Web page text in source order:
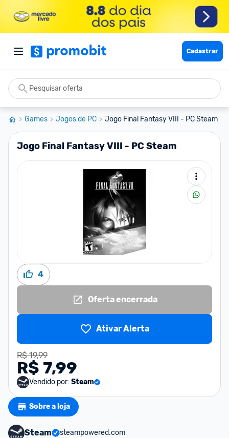
Cadastrar
Games Jogos de PC Jogo Final Fantasy VIII - PC Steam
Jogo Final Fantasy VIII - PC Steam
4
Oferta encerrada
Ativar Alerta
R$ 19,99
R$ 7,99
Vendido por: Steam
Sobre a loja
Steam
steampowered.com